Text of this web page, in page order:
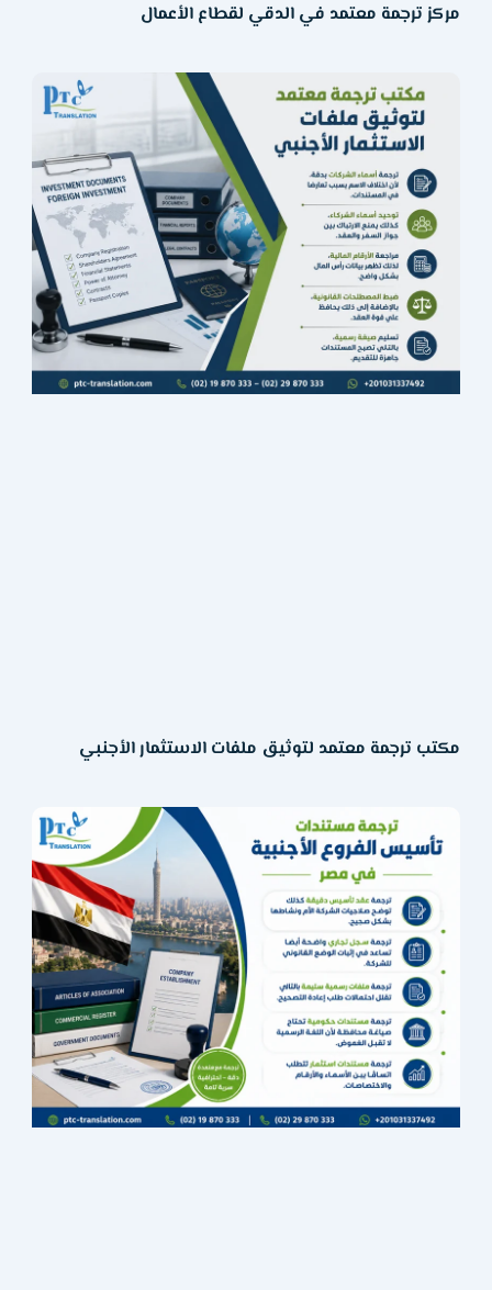
مركز ترجمة معتمد في الدقي لقطاع الأعمال
مكتب ترجمة معتمد لتوثيق ملفات الاستثمار الأجنبي